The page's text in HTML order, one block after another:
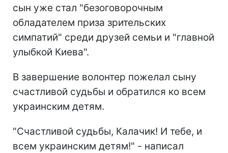
сын уже стал "безоговорочным
обладателем приза зрительских
симпатий" среди друзей семьи и "главной
улыбкой Киева".
В завершение волонтер пожелал сыну
счастливой судьбы и обратился ко всем
украинским детям.
"Счастливой судьбы, Калачик! И тебе, и
всем украинским детям!" - написал